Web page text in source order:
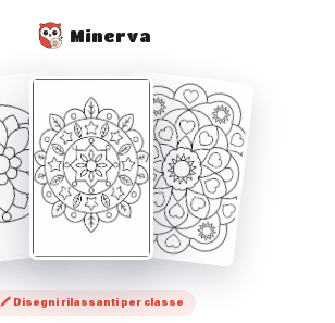
Minerva
🖍️ Disegni rilassanti per classe